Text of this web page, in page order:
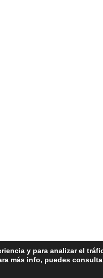
y para analizar el
más info, puedes